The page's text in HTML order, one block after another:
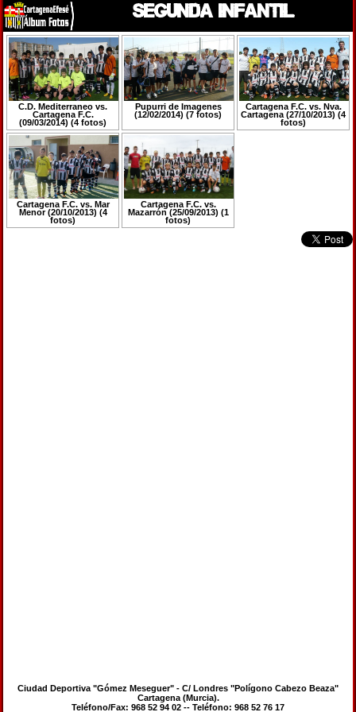
SEGUNDA INFANTIL
C.D. Mediterraneo vs.
Cartagena F.C.
(09/03/2014) (4 fotos)
Pupurri de Imagenes
(12/02/2014) (7 fotos)
Cartagena F.C. vs. Nva.
Cartagena (27/10/2013) (4
fotos)
Cartagena F.C. vs. Mar
Menor (20/10/2013) (4
fotos)
Cartagena F.C. vs.
Mazarrón (25/09/2013) (1
fotos)
Ciudad Deportiva "Gómez Meseguer" - C/ Londres "Polígono Cabezo Beaza"
Cartagena (Murcia).
Teléfono/Fax: 968 52 94 02 -- Teléfono: 968 52 76 17